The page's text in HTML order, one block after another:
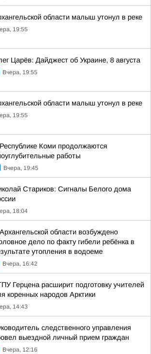
области малыш утонул в реке
19:55
Царёв: Дайджест об Украине, 8 августа
Вчера, 19:55
области малыш утонул в реке
19:55
Коми продолжаются
работы
Вчера, 19:45
Стариков: Сигналы Белого дома
18:04
области возбуждено
дело по факту гибели ребёнка в
утопления в водоеме
Вчера, 16:42
Герцена расширит подготовку учителей
коренных народов Арктики
14:43
следственного управления
выездной личный прием граждан
Вчера, 12:16